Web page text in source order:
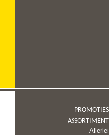
PROMOTIES
ASSORTIMENT
Allerlei